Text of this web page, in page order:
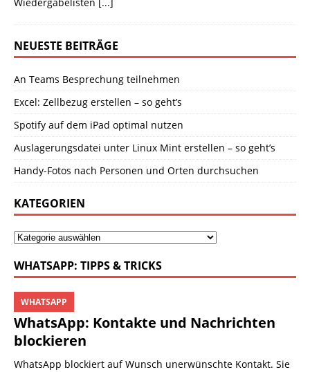
Wiedergabelisten [...]
NEUESTE BEITRÄGE
An Teams Besprechung teilnehmen
Excel: Zellbezug erstellen – so geht’s
Spotify auf dem iPad optimal nutzen
Auslagerungsdatei unter Linux Mint erstellen – so geht’s
Handy-Fotos nach Personen und Orten durchsuchen
KATEGORIEN
WHATSAPP: TIPPS & TRICKS
WhatsApp: Kontakte und Nachrichten
blockieren
WHATSAPP
WhatsApp blockiert auf Wunsch unerwünschte Kontakt. Sie